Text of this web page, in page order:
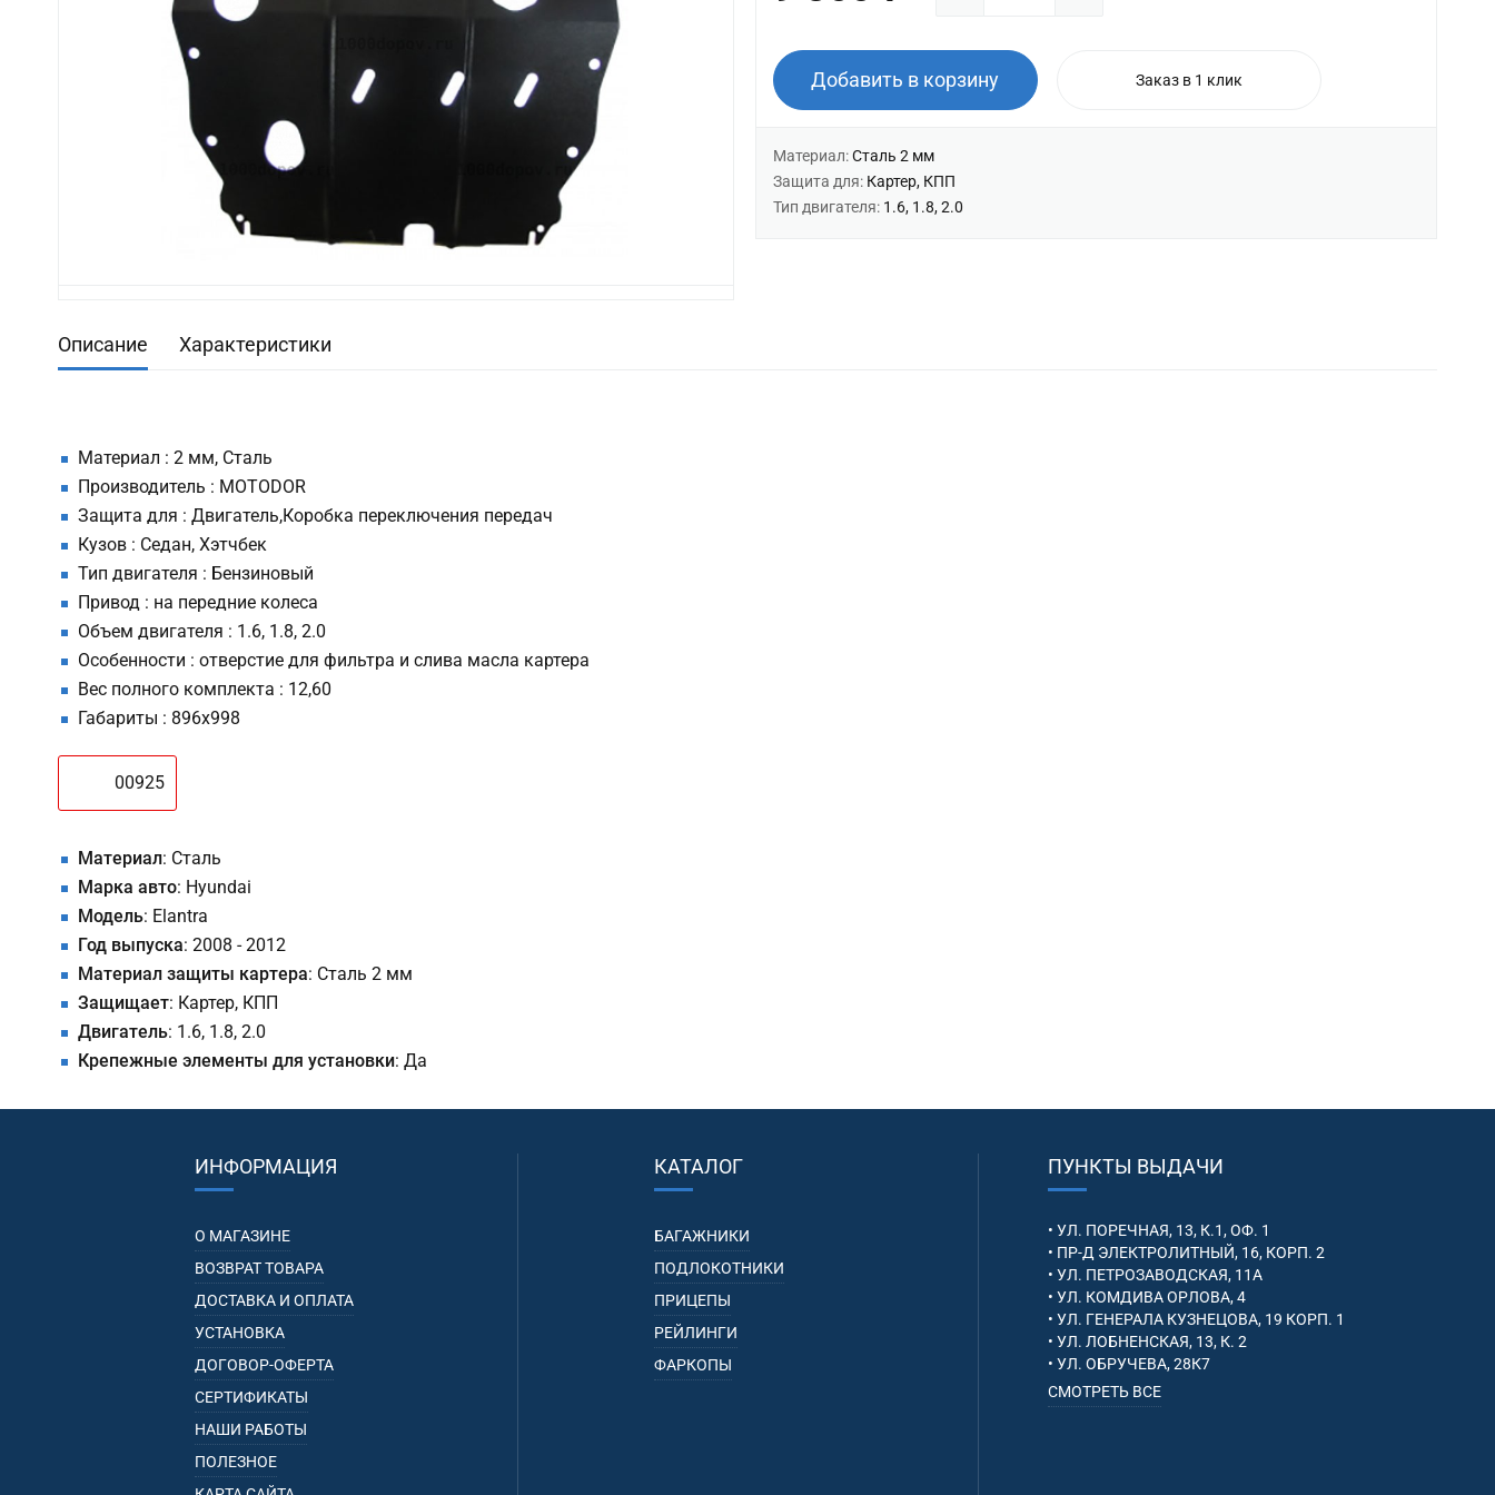
Добавить в корзину Заказ в 1 клик
Материал:Сталь 2 мм
Защита для: Картер, КПП
Тип двигателя: 1.6, 1.8, 2.0
Описание Характеристики
Материал : 2 мм, Сталь
Производитель : MOTODOR
Защита для : Двигатель,Коробка переключения передач
Кузов : Седан, Хэтчбек
Тип двигателя : Бензиновый
Привод : на передние колеса
Объем двигателя : 1.6, 1.8, 2.0
Особенности : отверстие для фильтра и слива масла картера
Вес полного комплекта : 12,60
Габариты : 896х998
00925
Материал: Сталь
Марка авто: Hyundai
Модель: Elantra
Год выпуска: 2008 - 2012
Материал защиты картера: Сталь 2 мм
Защищает: Картер, КПП
Двигатель: 1.6, 1.8, 2.0
Крепежные элементы для установки: Да
ИНФОРМАЦИЯ
О МАГАЗИНЕ
ВОЗВРАТ ТОВАРА
ДОСТАВКА И ОПЛАТА
УСТАНОВКА
ДОГОВОР-ОФЕРТА
СЕРТИФИКАТЫ
НАШИ РАБОТЫ
ПОЛЕЗНОЕ
КАТАЛОГ
БАГАЖНИКИ
ПОДЛОКОТНИКИ
ПРИЦЕПЫ
РЕЙЛИНГИ
ФАРКОПЫ
ПУНКТЫ ВЫДАЧИ
• УЛ. ПОРЕЧНАЯ, 13, К.1, ОФ. 1
• ПР-Д ЭЛЕКТРОЛИТНЫЙ, 16, КОРП. 2
• УЛ. ПЕТРОЗАВОДСКАЯ, 11А
• УЛ. КОМДИВА ОРЛОВА, 4
• УЛ. ГЕНЕРАЛА КУЗНЕЦОВА, 19 КОРП. 1
• УЛ. ЛОБНЕНСКАЯ, 13, К. 2
• УЛ. ОБРУЧЕВА, 28К7
СМОТРЕТЬ ВСЕ